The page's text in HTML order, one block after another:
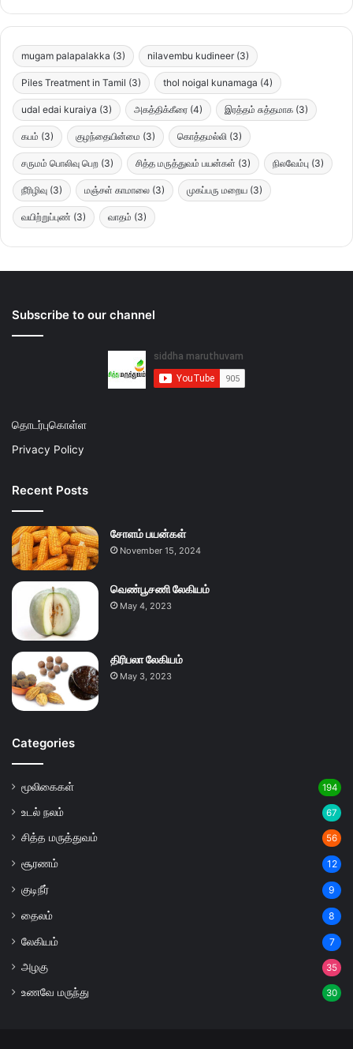
mugam palapalakka (3) nilavembu kudineer (3)
Piles Treatment in Tamil (3) thol noigal kunamaga (4)
udal edai kuraiya (3) அகத்திக்கீரை (4) இரத்தம் சுத்தமாக (3)
கபம் (3) குழந்தையின்மை (3) கொத்தமல்லி (3)
சருமம் பொலிவு பெற (3) சித்த மருத்துவம் பயன்கள் (3) நிலவேம்பு (3)
நீரிழிவு (3) மஞ்சள் காமாலை (3) முகப்பரு மறைய (3)
வயிற்றுப்புண் (3) வாதம் (3)
Subscribe to our channel
தொடர்புகொள்ள
Privacy Policy
Recent Posts
சோளம் பயன்கள்
November 15, 2024
வெண்பூசணி லேகியம்
May 4, 2023
திரிபலா லேகியம்
May 3, 2023
Categories
மூலிகைகள் 194
உடல் நலம் 67
சித்த மருத்துவம் 56
சூரணம் 12
குடிநீர் 9
தைலம் 8
லேகியம் 7
அழகு 35
உணவே மருந்து 30